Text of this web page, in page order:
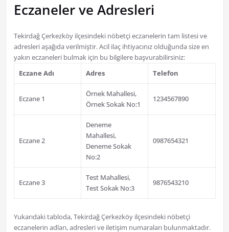
Eczaneler ve Adresleri
Tekirdağ Çerkezköy ilçesindeki nöbetçi eczanelerin tam listesi ve
adresleri aşağıda verilmiştir. Acil ilaç ihtiyacınız olduğunda size en
yakın eczaneleri bulmak için bu bilgilere başvurabilirsiniz:
Eczane Adı
Adres Telefon
Eczane 1
Örnek Mahallesi,
Örnek Sokak No:1
1234567890
Eczane 2
Deneme
Mahallesi,
Deneme Sokak
No:2
0987654321
Eczane 3
Test Mahallesi,
Test Sokak No:3
9876543210
Yukarıdaki tabloda, Tekirdağ Çerkezköy ilçesindeki nöbetçi
eczanelerin adları, adresleri ve iletişim numaraları bulunmaktadır.